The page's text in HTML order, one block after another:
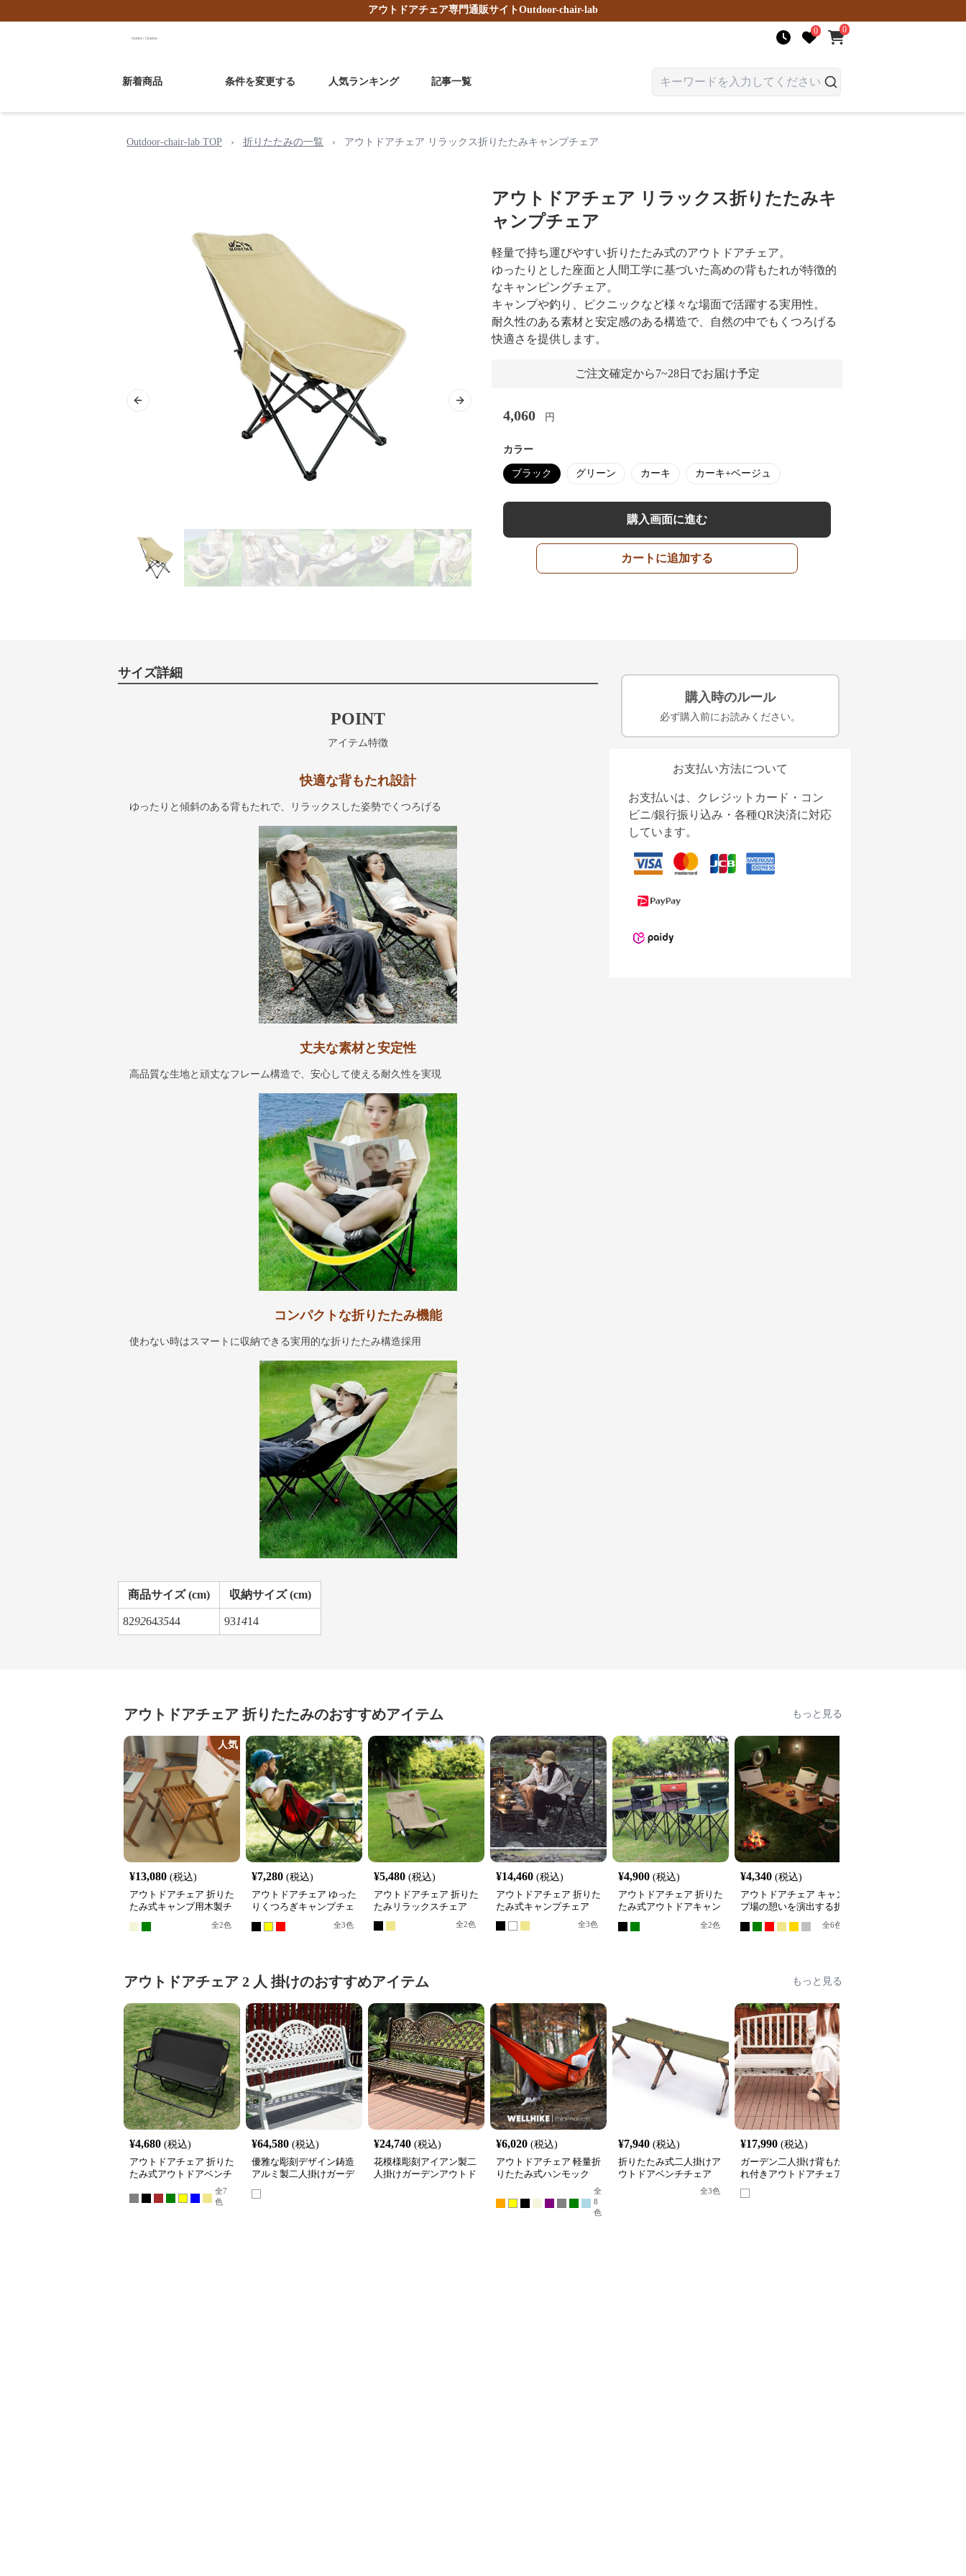
アウトドアチェア専門通販サイトOutdoor-chair-lab
0 0
新着商品 条件を変更する 人気ランキング 記事一覧
Outdoor-chair-lab TOP › 折りたたみの一覧 › アウトドアチェア リラックス折りたたみキャンプチェア
Previous slide Next slide
アウトドアチェア リラックス折りたたみキ
ャンプチェア
軽量で持ち運びやすい折りたたみ式のアウトドアチェア。
ゆったりとした座面と人間工学に基づいた高めの背もたれが特徴的
なキャンピングチェア。
キャンプや釣り、ピクニックなど様々な場面で活躍する実用性。
耐久性のある素材と安定感のある構造で、自然の中でもくつろげる
快適さを提供します。
ご注文確定から7~28日でお届け予定
4,060 円
カラー
ブラック グリーン カーキ カーキ+ベージュ
購入画面に進む
カートに追加する
サイズ詳細
POINT
アイテム特徴
快適な背もたれ設計
ゆったりと傾斜のある背もたれで、リラックスした姿勢でくつろげる
丈夫な素材と安定性
高品質な生地と頑丈なフレーム構造で、安心して使える耐久性を実現
コンパクトな折りたたみ機能
使わない時はスマートに収納できる実用的な折りたたみ構造採用
商品サイズ (cm) 収納サイズ (cm)
8292643544 931414
購入時のルール
必ず購入前にお読みください。
お支払い方法について
お支払いは、クレジットカード・コン
ビニ/銀行振り込み・各種QR決済に対応
しています。
アウトドアチェア 折りたたみのおすすめアイテム もっと見る
人気
¥13,080 (税込)
アウトドアチェア 折りた
たみ式キャンプ用木製チ
全2色
¥7,280 (税込)
アウトドアチェア ゆった
りくつろぎキャンプチェ
全3色
¥5,480 (税込)
アウトドアチェア 折りた
たみリラックスチェア
全2色
¥14,460 (税込)
アウトドアチェア 折りた
たみ式キャンプチェア
全3色
¥4,900 (税込)
アウトドアチェア 折りた
たみ式アウトドアキャン
全2色
¥4,340 (税込)
アウトドアチェア キャン
プ場の憩いを演出する折
全6色
アウトドアチェア 2 人 掛けのおすすめアイテム もっと見る
¥4,680 (税込)
アウトドアチェア 折りた
たみ式アウトドアベンチ
全7
色
¥64,580 (税込)
優雅な彫刻デザイン鋳造
アルミ製二人掛けガーデ
チ
¥24,740 (税込)
花模様彫刻アイアン製二
人掛けガーデンアウトド
¥6,020 (税込)
アウトドアチェア 軽量折
りたたみ式ハンモック
全
8
色
¥7,940 (税込)
折りたたみ式二人掛けア
ウトドアベンチチェア
全3色
¥17,990 (税込)
ガーデン二人掛け背もた
れ付きアウトドアチェア